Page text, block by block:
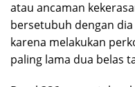
atau ancaman
bersetubuh dengan
karena melakukan
paling lama dua belas